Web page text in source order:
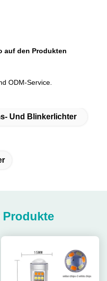
auf den Produkten
ODM-Service.
Und Blinkerlichter
Produkte